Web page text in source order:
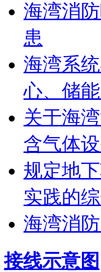
海湾消
患
海湾系
心、储
关于海
含气体
规定地
实践的
海湾消
接线示意图